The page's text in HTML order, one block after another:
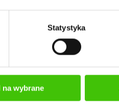
Statystyka
na wybrane
lokalne